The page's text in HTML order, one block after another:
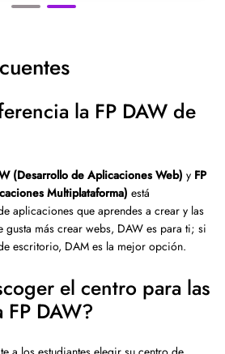
la FP DAW de
(Desarrollo de Aplicaciones Web) y FP
Multiplataforma) está
aplicaciones que aprendes a crear y las
gusta más crear webs, DAW es para ti; si
escritorio, DAM es la mejor opción.
el centro para las
DAW?